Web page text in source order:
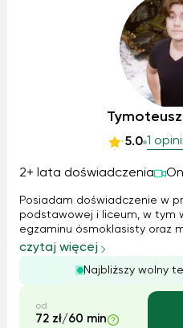
5.0 1
2+ lata doświadczenia
Posiadam doświadczenie w
podstawowej i liceum, w tym
egzaminu ósmoklasisty oraz
osobami o różnym poziomie
tymi, które chcą nadrobić
czytaj więcej
Najbliższy wolny
od
72 zł/60 min